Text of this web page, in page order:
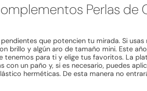
Perlas de
que potencien tu mirada. Si
brillo y algún aro de tamaño mini. Este
tenemos para ti y elige tus favoritos. La
con un paño y, si es necesario, puedes
herméticas. De esta manera no